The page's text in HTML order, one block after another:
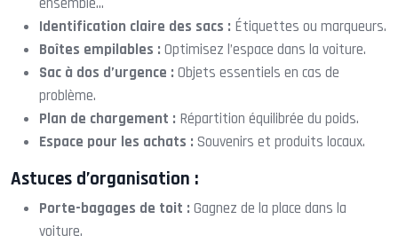
Identification claire des sacs : Étiquettes ou marqueurs.
Boîtes empilables : Optimisez l’espace dans la voiture.
Sac à dos d’urgence : Objets essentiels en cas de
problème.
Plan de chargement : Répartition équilibrée du poids.
Espace pour les achats : Souvenirs et produits locaux.
Astuces d’organisation :
Porte-bagages de toit : Gagnez de la place dans la
voiture.